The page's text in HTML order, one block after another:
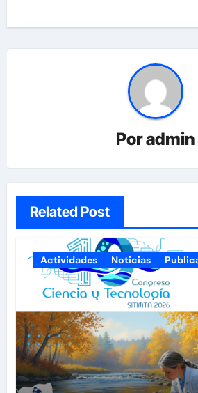
Poradmin
Related Post
Actividades Noticias